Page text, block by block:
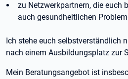
zu Netzwerkpartnern, die euch
auch gesundheitlichen
Ich stehe euch selbstverständlich
nach einem Ausbildungsplatz zur
Mein Beratungsangebot ist